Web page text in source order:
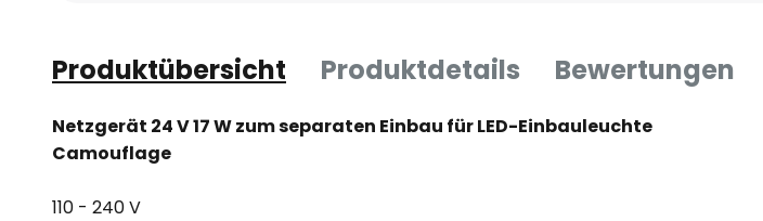
Produktübersicht Produktdetails Bewertungen
Netzgerät 24 V 17 W zum separaten Einbau für LED-Einbauleuchte
Camouflage
110 - 240 V